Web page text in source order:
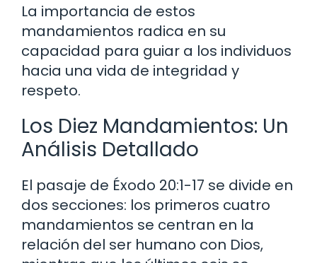
La importancia de estos
mandamientos radica en su
capacidad para guiar a los individuos
hacia una vida de integridad y
respeto.
Los Diez Mandamientos: Un
Análisis Detallado
El pasaje de Éxodo 20:1-17 se divide en
dos secciones: los primeros cuatro
mandamientos se centran en la
relación del ser humano con Dios,